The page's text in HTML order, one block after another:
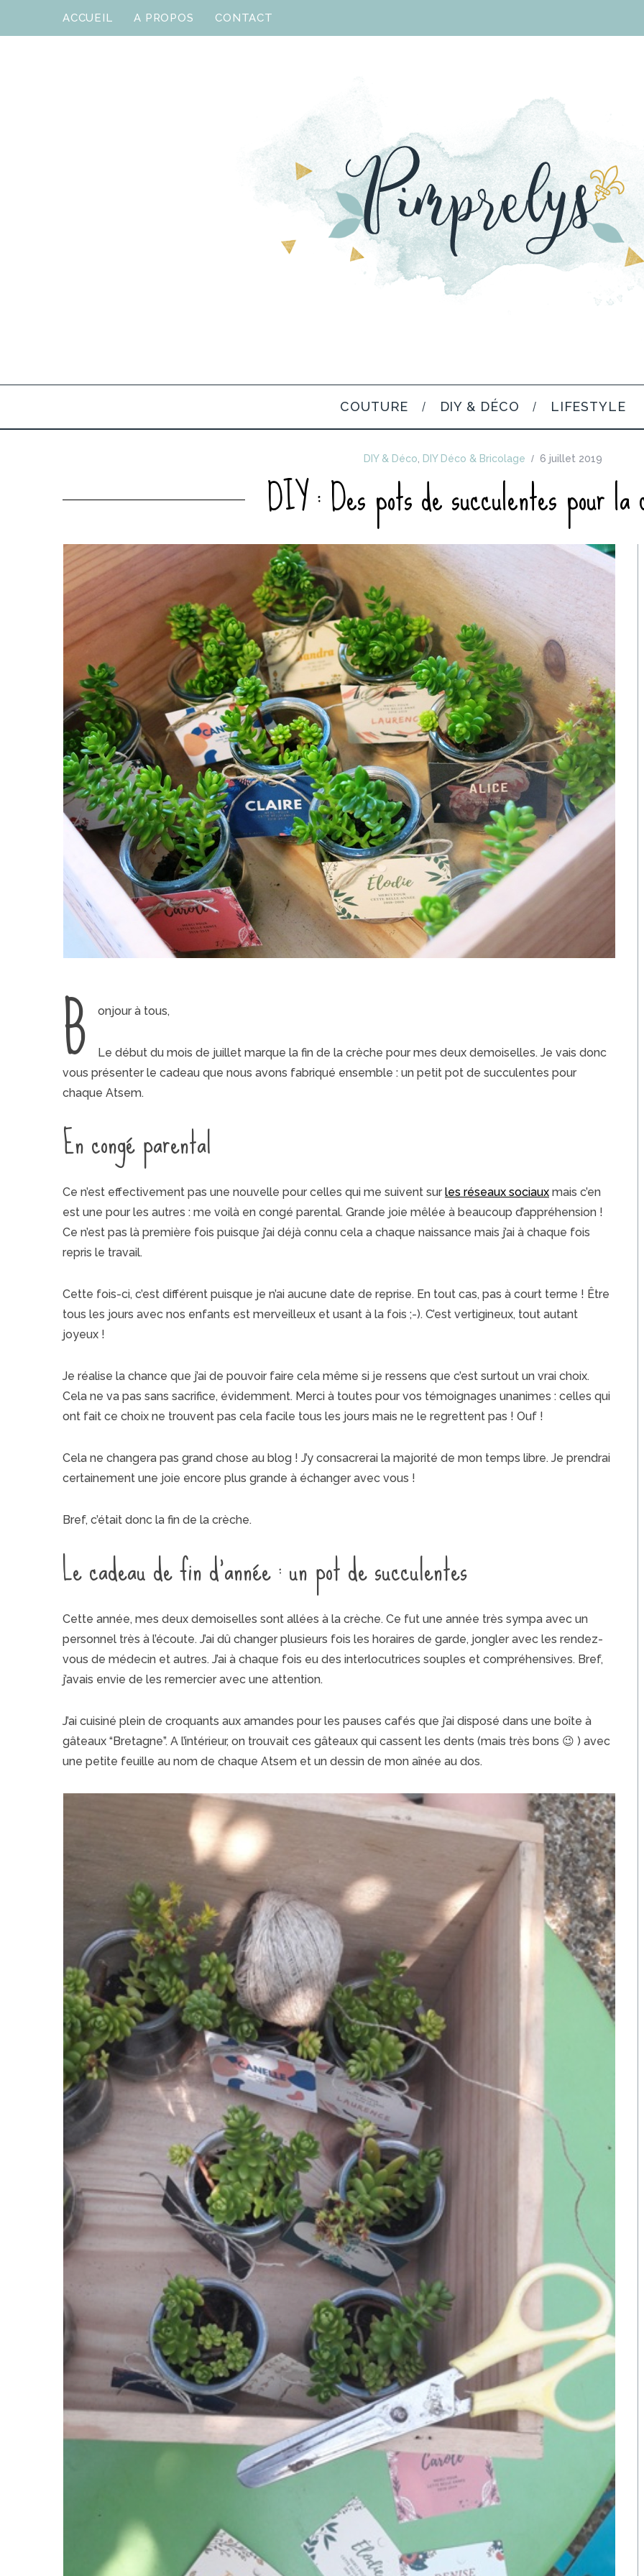
ACCUEIL A PROPOS CONTACT
COUTURE DIY & DÉCO LIFESTYLE
DIY & Déco DIY Déco & Bricolage 6 juillet 2019
DIY : Des pots de succulentes pour la
B onjour à tous,
Le début du mois de juillet marque la fin de la crèche pour mes deux demoiselles. Je vais donc
vous présenter le cadeau que nous avons fabriqué ensemble : un petit pot de succulentes pour
chaque Atsem.
En congé parental
Ce n’est effectivement pas une nouvelle pour celles qui me suivent sur les réseaux sociaux mais c’en
est une pour les autres : me voilà en congé parental. Grande joie mêlée à beaucoup d’appréhension !
Ce n’est pas là première fois puisque j’ai déjà connu cela a chaque naissance mais j’ai à chaque fois
repris le travail.
Cette fois-ci, c’est différent puisque je n’ai aucune date de reprise. En tout cas, pas à court terme ! Être
tous les jours avec nos enfants est merveilleux et usant à la fois ;-). C’est vertigineux, tout autant
joyeux !
Je réalise la chance que j’ai de pouvoir faire cela même si je ressens que c’est surtout un vrai choix.
Cela ne va pas sans sacrifice, évidemment. Merci à toutes pour vos témoignages unanimes : celles qui
ont fait ce choix ne trouvent pas cela facile tous les jours mais ne le regrettent pas ! Ouf !
Cela ne changera pas grand chose au blog ! J’y consacrerai la majorité de mon temps libre. Je prendrai
certainement une joie encore plus grande à échanger avec vous !
Bref, c’était donc la fin de la crèche.
Le cadeau de fin d’année : un pot de succulentes
Cette année, mes deux demoiselles sont allées à la crèche. Ce fut une année très sympa avec un
personnel très à l’écoute. J’ai dû changer plusieurs fois les horaires de garde, jongler avec les rendez-
vous de médecin et autres. J’ai à chaque fois eu des interlocutrices souples et compréhensives. Bref,
j’avais envie de les remercier avec une attention.
J’ai cuisiné plein de croquants aux amandes pour les pauses cafés que j’ai disposé dans une boîte à
gâteaux “Bretagne”. A l’intérieur, on trouvait ces gâteaux qui cassent les dents (mais très bons 😉 ) avec
une petite feuille au nom de chaque Atsem et un dessin de mon aînée au dos.
e
a
c
f